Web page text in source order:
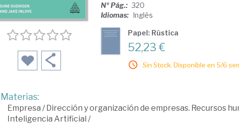
Nº Pág.: 320
Idiomas: Inglés
Papel: Rústica
52,23 €
Sin Stock. Disponible en 5/6
Materias:
Empresa /Dirección y organización de empresas. Recursos
Inteligencia Artificial /